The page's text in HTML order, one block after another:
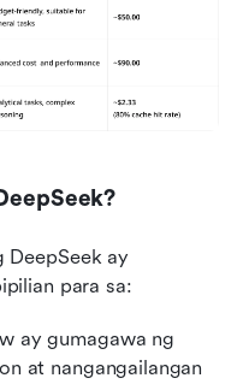
DeepSeek ay
para sa:
ay gumagawa ng
at nangangailangan